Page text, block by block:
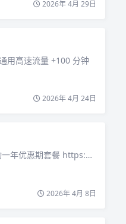
2026年 4月 29日
用高速流量 +100 分钟
2026年 4月 24日
年优惠期套餐 https:…
2026年 4月 8日